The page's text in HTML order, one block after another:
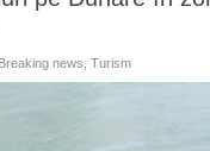
news ,Turism